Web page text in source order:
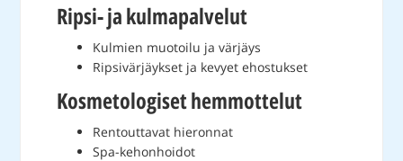
Ripsi- ja kulmapalvelut
Kulmien muotoilu ja värjäys
Ripsivärjäykset ja kevyet ehostukset
Kosmetologiset hemmottelut
Rentouttavat hieronnat
Spa-kehonhoidot